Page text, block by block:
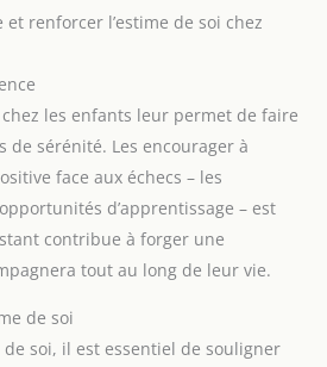
renforcer l’estime de soi chez
les enfants leur permet de faire
de sérénité. Les encourager à
face aux échecs – les
d’apprentissage – est
contribue à forger une
tout au long de leur vie.
de soi
de soi, il est essentiel de souligner